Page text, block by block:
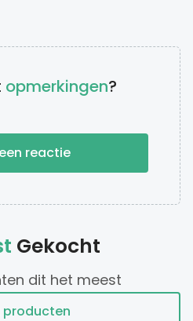
opmerkingen?
reactie
Gekocht
dit het meest
producten